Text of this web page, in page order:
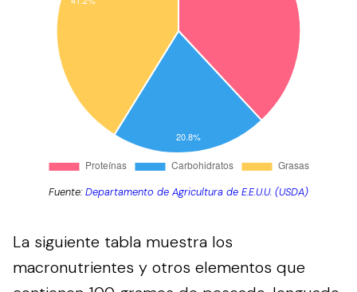
Fuente:Departamento de Agricultura de E.E.U.U. (USDA)
La siguiente tabla muestra los
macronutrientes y otros elementos que